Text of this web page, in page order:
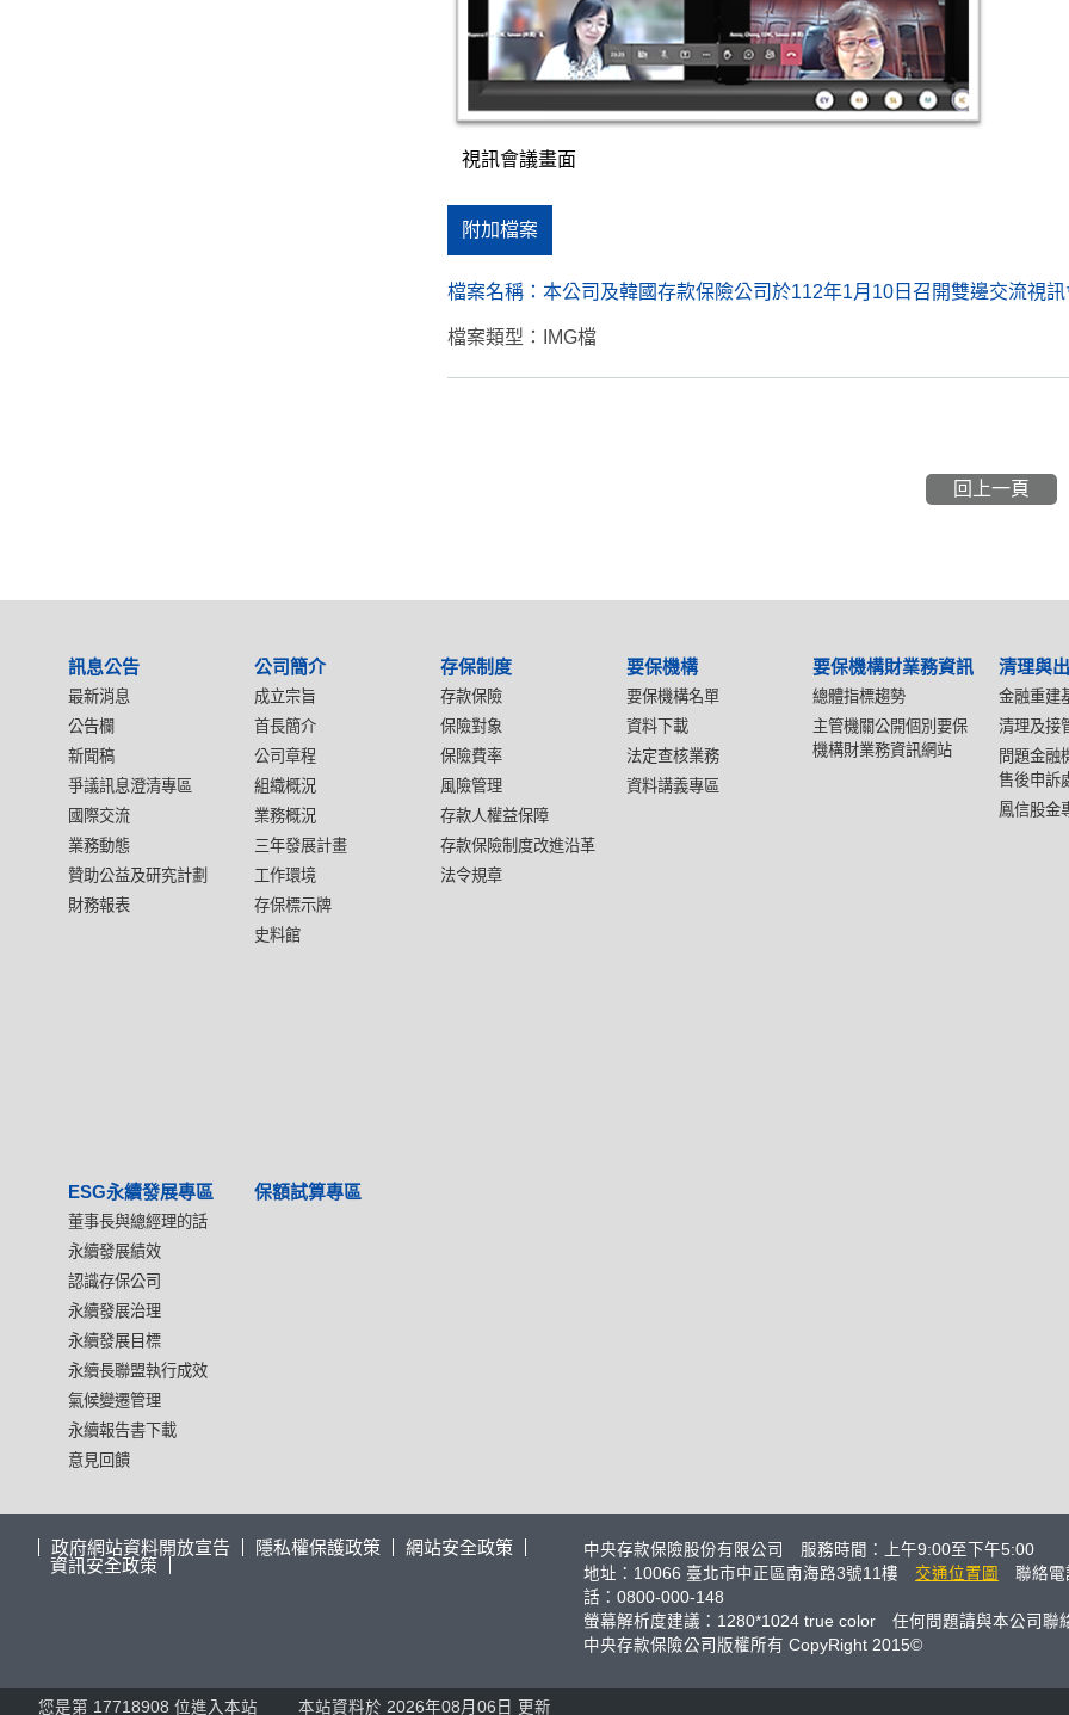
視訊會議畫面
附加檔案
檔案名稱： 本公司及韓國存款保險公司於112年1月10日召開雙邊交流視訊
檔案類型：IMG檔
回上一頁
訊息公告
最新消息
公告欄
新聞稿
爭議訊息澄清專區
國際交流
業務動態
贊助公益及研究計劃
財務報表
公司簡介
成立宗旨
首長簡介
公司章程
組織概況
業務概況
三年發展計畫
工作環境
存保標示牌
史料館
存保制度
存款保險
保險對象
保險費率
風險管理
存款人權益保障
存款保險制度改進沿革
法令規章
要保機構
要保機構名單
資料下載
法定查核業務
資料講義專區
要保機構財業務資訊
總體指標趨勢
主管機關公開個別要保
機構財業務資訊網站
清理與
金融重建
清理及接
問題金融
售後申訴
鳳信股金
ESG永續發展專區
董事長與總經理的話
永續發展績效
認識存保公司
永續發展治理
永續發展目標
永續長聯盟執行成效
氣候變遷管理
永續報告書下載
意見回饋
保額試算專區
政府網站資料開放宣告 隱私權保護政策
網站安全政策
資訊安全政策
中央存款保險股份有限公司 服務時間：上午9:00至下午5:00
地址：10066 臺北市中正區南海路3號11樓
交通位置圖
聯絡
話：0800-000-148
螢幕解析度建議：1280*1024 true color 任何問題請與本公司聯
中央存款保險公司版權所有 CopyRight 2015©
您是第 17718908 位進入本站 本站資料於 2026年08月06日 更新